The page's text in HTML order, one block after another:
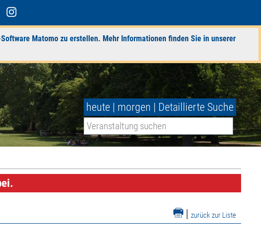
Matomo zu erstellen. Mehr Informationen finden Sie in unserer
heute | morgen | Detaillierte Suche
| zurück zur Liste